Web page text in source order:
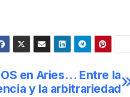
en Aries… Entre la
y la arbitrariedad